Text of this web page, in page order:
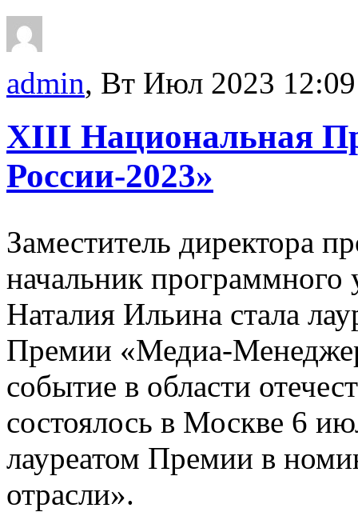
admin, Вт Июл 2023 12:09
XIII Национальная
России-2023»
Заместитель директора
начальник программного
Наталия Ильина стала
Премии «Медиа-
событие в области
состоялось в Москве 6
лауреатом Премии в
отрасли».